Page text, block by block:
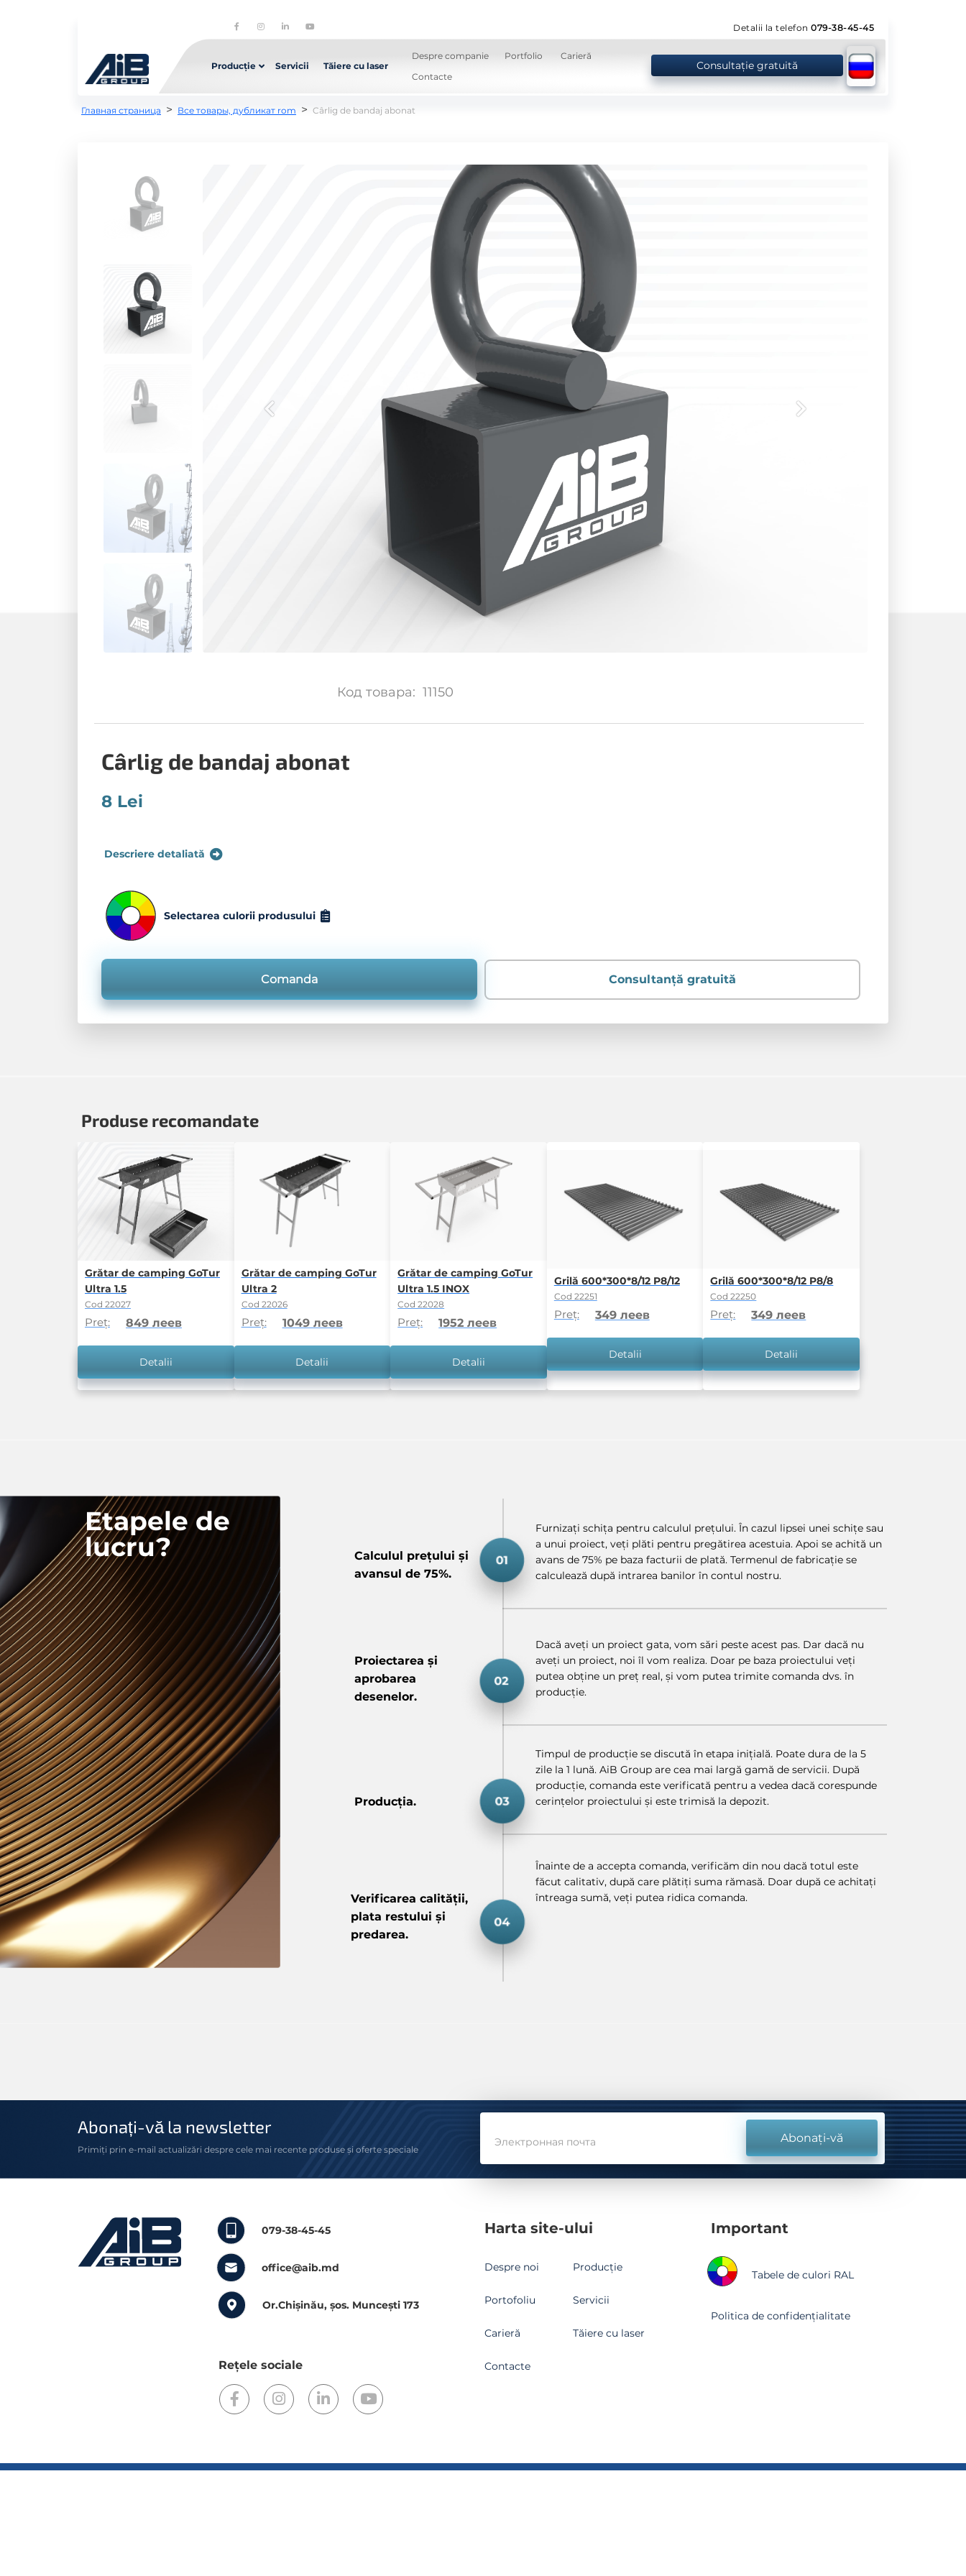
Detalii la telefon079-38-45-45
Producție Servicii Tăiere cu laser
Despre companie Portfolio
Carieră
Contacte
Consultație gratuită
Главная страница > Все товары, дубликат rom > Cârlig de bandaj abonat
Код товара: 11150
Cârlig de bandaj abonat
8 Lei
Descriere detaliată
Selectarea culorii produsului
Comanda Consultanță gratuită
Produse recomandate
Grătar de camping GoTur
Ultra 1.5
Cod 22027
Preț: 849 леев
Detalii
Grătar de camping GoTur
Ultra 2
Cod 22026
Preț: 1049 леев
Detalii
Grătar de camping GoTur
Ultra 1.5 INOX
Cod 22028
Preț: 1952 леев
Detalii
Grilă 600*300*8/12 P8/12
Cod 22251
Preț: 349 леев
Detalii
Grilă 600*300*8/12 P8/8
Cod 22250
Preț: 349 леев
Detalii
Etapele de
lucru?
Calculul prețului și
avansul de 75%.
Proiectarea și
aprobarea
desenelor.
Producția.
Verificarea calității,
plata restului și
predarea.
Furnizați schița pentru calculul prețului. În cazul lipsei unei schițe sau
a unui proiect, veți plăti pentru pregătirea acestuia. Apoi se achită un
avans de 75% pe baza facturii de plată. Termenul de fabricație se
calculează după intrarea banilor în contul nostru.
Dacă aveți un proiect gata, vom sări peste acest pas. Dar dacă nu
aveți un proiect, noi îl vom realiza. Doar pe baza proiectului veți
putea obține un preț real, și vom putea trimite comanda dvs. în
producție.
Timpul de producție se discută în etapa inițială. Poate dura de la 5
zile la 1 lună. AiB Group are cea mai largă gamă de servicii. După
producție, comanda este verificată pentru a vedea dacă corespunde
cerințelor proiectului și este trimisă la depozit.
Înainte de a accepta comanda, verificăm din nou dacă totul este
făcut calitativ, după care plătiți suma rămasă. Doar după ce achitați
întreaga sumă, veți putea ridica comanda.
Abonați-vă la newsletter
Primiți prin e-mail actualizări despre cele mai recente produse și oferte speciale
Электронная почта Abonați-vă
079-38-45-45
office@aib.md
Or.Chișinău, șos. Muncești 173
Rețele sociale
Harta site-ului
Despre noi
Portofoliu
Carieră
Contacte
Producție
Servicii
Tăiere cu laser
Important
Tabele de culori RAL
Politica de confidențialitate